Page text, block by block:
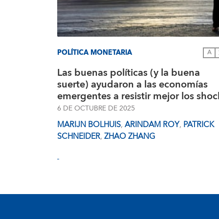
POLÍTICA MONETARIA A
Las buenas políticas (y la buena
suerte) ayudaron a las economías
emergentes a resistir mejor los
6 DE OCTUBRE DE 2025
MARIJN BOLHUIS,ARINDAM ROY, PATRICK
SCHNEIDER,ZHAO ZHANG